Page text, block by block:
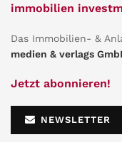
immobilien
Das Immobilien- &
medien & verlags
Jetzt abonnieren!
NEWSLETTER